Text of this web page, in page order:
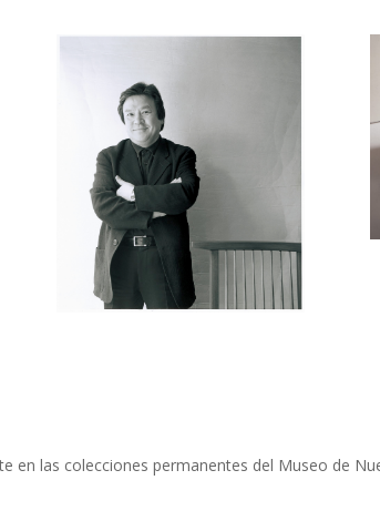
en las colecciones permanentes del Museo de